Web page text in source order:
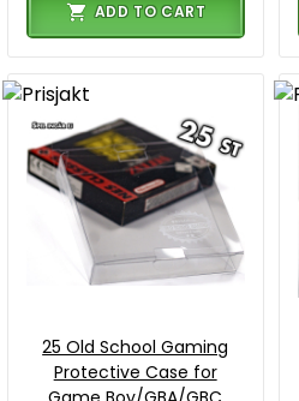
ADD TO CART
25 Old School Gaming
Protective Case for